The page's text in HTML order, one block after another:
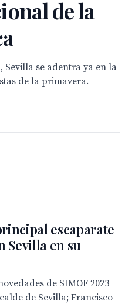
de la
se adentra ya en la
de la primavera.
escaparate
Sevilla en su
de SIMOF 2023
de Sevilla; Francisco